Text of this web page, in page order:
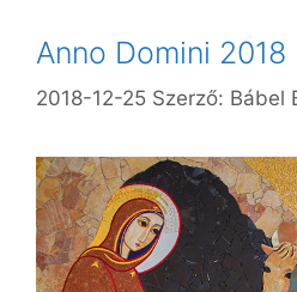
Anno Domini
2018-12-25 Szerző: Bábel